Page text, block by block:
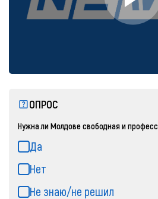
ОПРОС
Нужна ли Молдове свободная и
Да
Нет
Не знаю/не решил